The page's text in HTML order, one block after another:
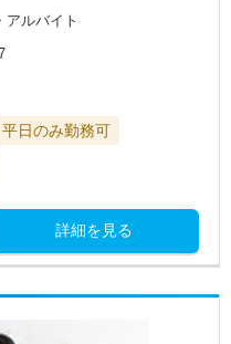
ルバイト
平日のみ勤務可
詳細を見る